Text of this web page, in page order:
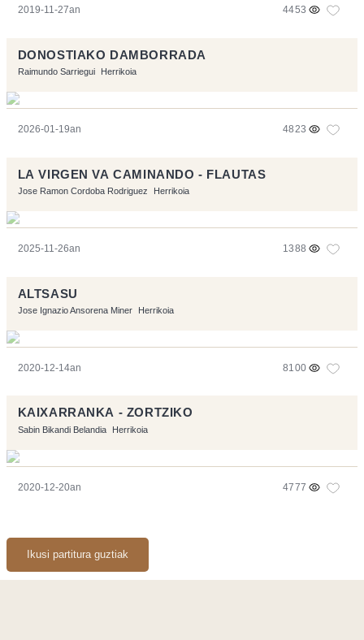
2019-11-27an 4453
DONOSTIAKO DAMBORRADA
Raimundo Sarriegui Herrikoia
2026-01-19an 4823
LA VIRGEN VA CAMINANDO - FLAUTAS
Jose Ramon Cordoba Rodriguez Herrikoia
2025-11-26an 1388
ALTSASU
Jose Ignazio Ansorena Miner Herrikoia
2020-12-14an 8100
KAIXARRANKA - ZORTZIKO
Sabin Bikandi Belandia Herrikoia
2020-12-20an 4777
Ikusi partitura guztiak